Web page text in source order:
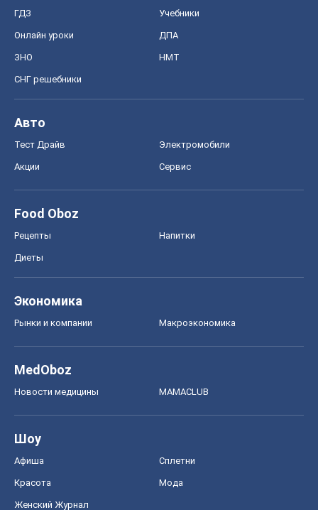
ГДЗ Учебники
Онлайн уроки ДПА
ЗНО НМТ
СНГ решебники
Авто
Тест Драйв Электромобили
Акции Сервис
Food Oboz
Рецепты Напитки
Диеты
Экономика
Рынки и компании Mакроэкономика
MedOboz
Новости медицины MAMACLUB
Шоу
Афиша Сплетни
Красота Мода
Женский Журнал